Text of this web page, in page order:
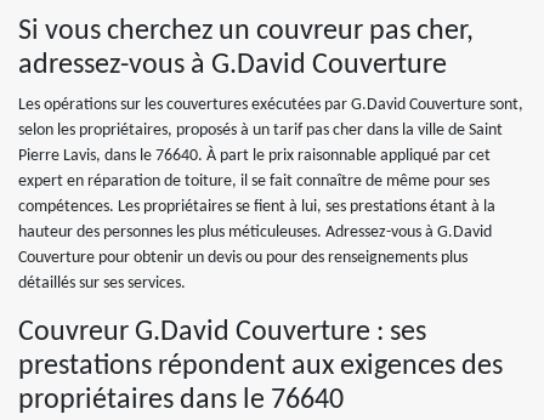
Si vous cherchez un couvreur pas cher,
adressez-vous à G.David Couverture
Les opérations sur les couvertures exécutées par G.David Couverture sont,
selon les propriétaires, proposés à un tarif pas cher dans la ville de Saint
Pierre Lavis, dans le 76640. À part le prix raisonnable appliqué par cet
expert en réparation de toiture, il se fait connaître de même pour ses
compétences. Les propriétaires se fient à lui, ses prestations étant à la
hauteur des personnes les plus méticuleuses. Adressez-vous à G.David
Couverture pour obtenir un devis ou pour des renseignements plus
détaillés sur ses services.
Couvreur G.David Couverture : ses
prestations répondent aux exigences des
propriétaires dans le 76640